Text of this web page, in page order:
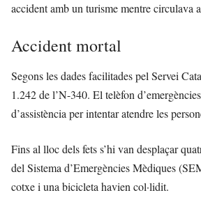
accident amb un turisme mentre
Accident mortal
Segons les dades facilitades pel Servei
1.242 de l’N-340. El telèfon
d’assistència per intentar atendre les
Fins al lloc dels fets s’hi van desplaçar
del Sistema d’Emergències Mèdiques
cotxe i una bicicleta havien col·lidit.